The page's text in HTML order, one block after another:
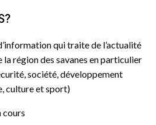
qui traite de l’actualité
la région des savanes en particulier
société, développement
culture et sport)
cours